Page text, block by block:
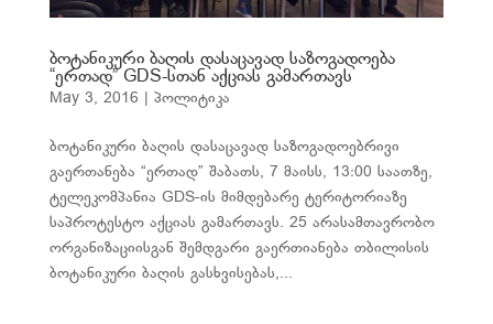
ბოტანიკური ბაღის დასაცავად საზოგადოება
“ერთად” GDS-სთან აქციას გამართავს
May 3, 2016 პოლიტიკა
ბოტანიკური ბაღის დასაცავად საზოგადოებრივი
გაერთანება “ერთად” შაბათს, 7 მაისს, 13:00 საათზე,
ტელეკომპანია GDS-ის მიმდებარე ტერიტორიაზე
საპროტესტო აქციას გამართავს. 25 არასამთავრობო
ორგანიზაციისგან შემდგარი გაერთიანება თბილისის
ბოტანიკური ბაღის გასხვისებას,...